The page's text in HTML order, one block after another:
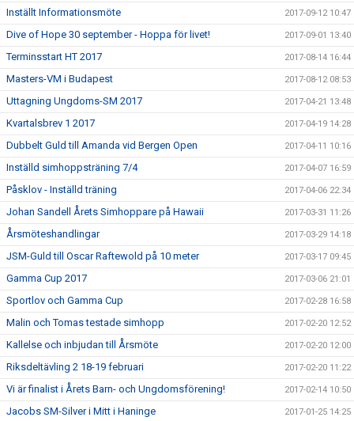
Inställt Informationsmöte 2017-09-12 10:47
Dive of Hope 30 september - Hoppa för livet! 2017-09-01 13:40
Terminsstart HT 2017 2017-08-14 16:44
Masters-VM i Budapest 2017-08-12 08:53
Uttagning Ungdoms-SM 2017 2017-04-21 13:48
Kvartalsbrev 1 2017 2017-04-19 14:28
Dubbelt Guld till Amanda vid Bergen Open 2017-04-11 10:16
Inställd simhoppsträning 7/4 2017-04-07 16:59
Påsklov - Inställd träning 2017-04-06 22:34
Johan Sandell Årets Simhoppare på Hawaii 2017-03-31 11:26
Årsmöteshandlingar 2017-03-29 14:18
JSM-Guld till Oscar Raftewold på 10 meter 2017-03-17 09:45
Gamma Cup 2017 2017-03-06 21:01
Sportlov och Gamma Cup 2017-02-28 16:58
Malin och Tomas testade simhopp 2017-02-20 12:52
Kallelse och inbjudan till Årsmöte 2017-02-20 12:00
Riksdeltävling 2 18-19 februari 2017-02-20 11:22
Vi är finalist i Årets Barn- och Ungdomsförening! 2017-02-14 10:50
Jacobs SM-Silver i Mitt i Haninge 2017-01-25 14:25